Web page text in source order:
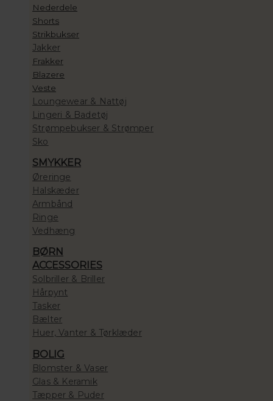
Nederdele
Shorts
Strikbukser
Jakker
Frakker
Blazere
Veste
Loungewear & Nattøj
Lingeri & Badetøj
Strømpebukser & Strømper
Sko
SMYKKER
Øreringe
Halskæder
Armbånd
Ringe
Vedhæng
BØRN
ACCESSORIES
Solbriller & Briller
Hårpynt
Tasker
Bælter
Huer, Vanter & Tørklæder
BOLIG
Blomster & Vaser
Glas & Keramik
Tæpper & Puder